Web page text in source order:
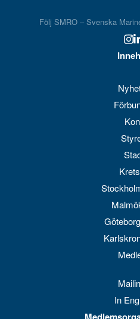
Följ SMRO – Svenska
In